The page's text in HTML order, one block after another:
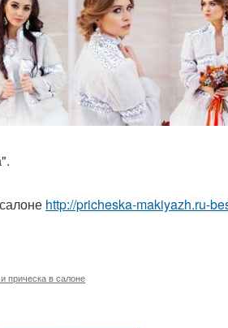
http://pricheska-makiyazh.ru-
прическа в салоне